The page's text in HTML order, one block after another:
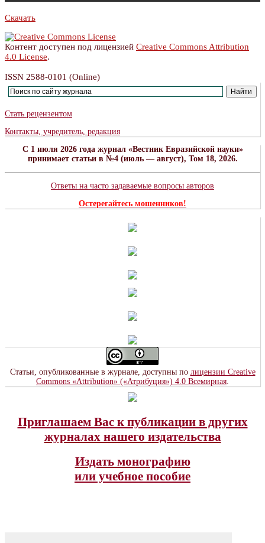
Скачать
Контент доступен под лицензией Creative Commons Attribution
4.0 License.
ISSN 2588-0101 (Online)
Стать рецензентом
Контакты, учредитель, редакция
C 1 июля 2026 года журнал «Вестник Евразийской науки»
принимает статьи в №4 (июль — август), Том 18, 2026.
Ответы на часто задаваемые вопросы авторов
Остерегайтесь мошенников!
Статьи, опубликованные в журнале, доступны по лицензии Creative
Commons «Attribution» («Атрибуция») 4.0 Всемирная.
Приглашаем Вас к публикации в других
журналах нашего издательства
Издать монографию
или учебное пособие